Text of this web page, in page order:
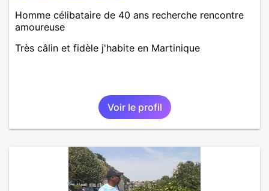
Homme célibataire de 40 ans recherche rencontre
amoureuse
Très câlin et fidèle j'habite en Martinique
Voir le profil